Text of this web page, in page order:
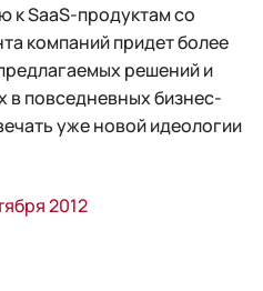
SaaS-продуктам со
компаний придет более
решений и
в повседневных бизнес-
уже новой идеологии
2012